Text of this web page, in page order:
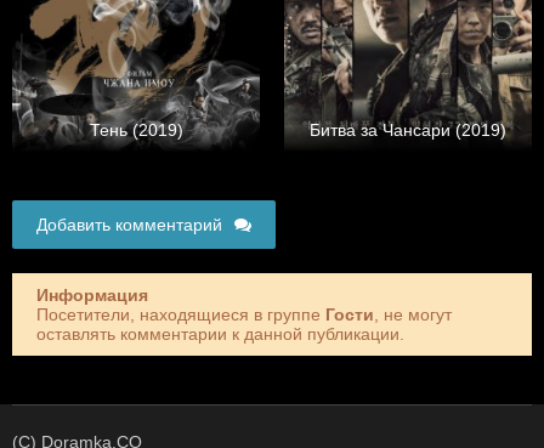
Тень (2019) Битва за Чансари (2019)
Добавить комментарий
Информация
Посетители, находящиеся в группе Гости , не могут
оставлять комментарии к данной публикации.
(C) Doramka.CO